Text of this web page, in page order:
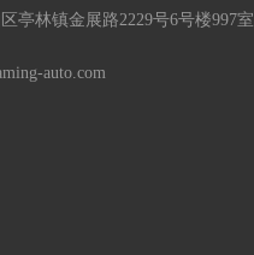
亭林镇金展路2229号6号楼997室
auto.com